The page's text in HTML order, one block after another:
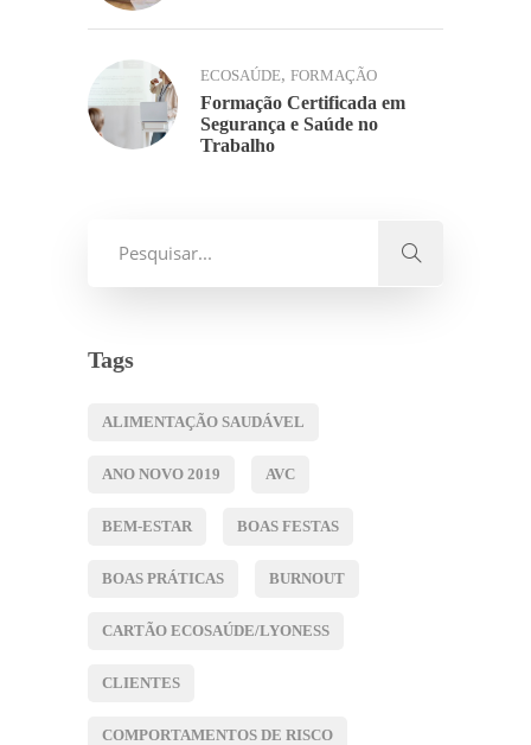
ECOSAÚDE, FORMAÇÃO
Formação Certificada em
Segurança e Saúde no
Trabalho
Tags
ALIMENTAÇÃO SAUDÁVEL
ANO NOVO 2019 AVC
BEM-ESTAR BOAS FESTAS
BOAS PRÁTICAS BURNOUT
CARTÃO ECOSAÚDE/LYONESS
CLIENTES
COMPORTAMENTOS DE RISCO